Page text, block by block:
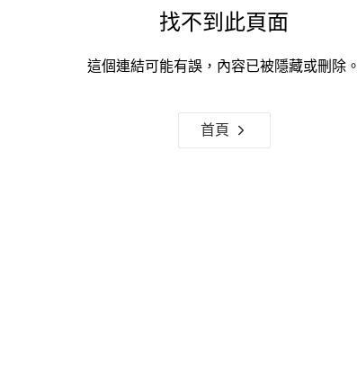
找不到此頁面
這個連結可能有誤，內容已被隱藏或刪除。
首頁